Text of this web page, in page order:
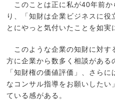
このことは正に私が40年前か
り、「知財は企業ビジネスに役
とにやっと気付いたことを如実
このような企業の知財に対す
方に企業から数多く相談がある
「知財権の価値評価」、さら
なコンサル指導をお願いしたい
ている感がある。